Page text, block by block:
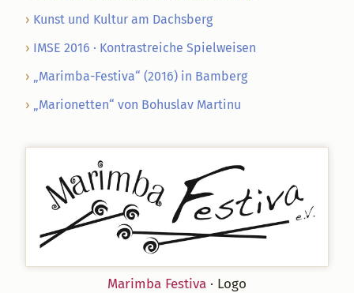
Kunst und Kultur am Dachsberg
IMSE 2016 · Kontrastreiche Spielweisen
„Marimba-Festiva“ (2016) in Bamberg
„Marionetten“ von Bohuslav Martinu
Marimba Festiva · Logo